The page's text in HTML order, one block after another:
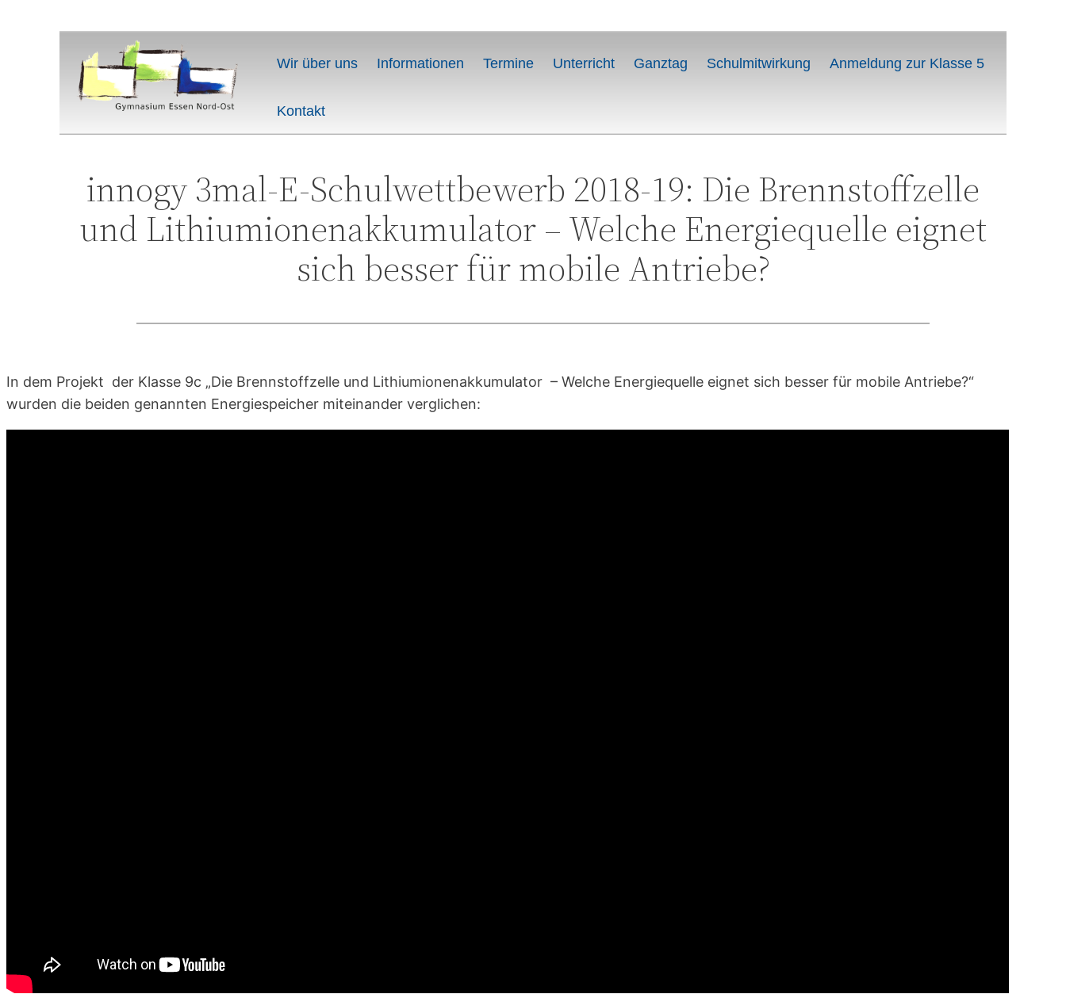
Wir über uns Informationen Termine Unterricht Ganztag Schulmitwirkung Anmeldung zur Klasse 5
Kontakt
innogy 3mal-E-Schulwettbewerb 2018-19: Die Brennstoffzelle
und Lithiumionenakkumulator – Welche Energiequelle eignet
sich besser für mobile Antriebe?
In dem Projekt der Klasse 9c „Die Brennstoffzelle und Lithiumionenakkumulator – Welche Energiequelle eignet sich besser für mobile Antriebe?“
wurden die beiden genannten Energiespeicher miteinander verglichen: